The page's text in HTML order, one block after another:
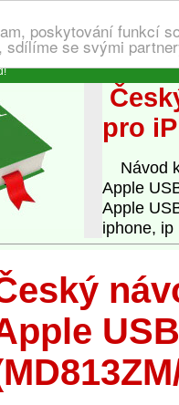
poskytování funkcí
sdílíme se svými
pro
Návod k
Apple
Apple
iphone, ip